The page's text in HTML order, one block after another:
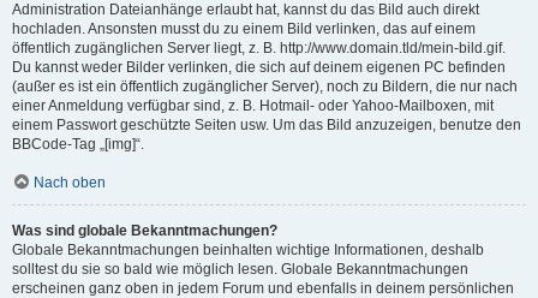
Administration Dateianhänge erlaubt hat, kannst du das Bild auch direkt
hochladen. Ansonsten musst du zu einem Bild verlinken, das auf einem
öffentlich zugänglichen Server liegt, z. B. http://www.domain.tld/mein-bild.gif.
Du kannst weder Bilder verlinken, die sich auf deinem eigenen PC befinden
(außer es ist ein öffentlich zugänglicher Server), noch zu Bildern, die nur nach
einer Anmeldung verfügbar sind, z. B. Hotmail- oder Yahoo-Mailboxen, mit
einem Passwort geschützte Seiten usw. Um das Bild anzuzeigen, benutze den
BBCode-Tag „[img]“.
Nach oben
Was sind globale Bekanntmachungen?
Globale Bekanntmachungen beinhalten wichtige Informationen, deshalb
solltest du sie so bald wie möglich lesen. Globale Bekanntmachungen
erscheinen ganz oben in jedem Forum und ebenfalls in deinem persönlichen